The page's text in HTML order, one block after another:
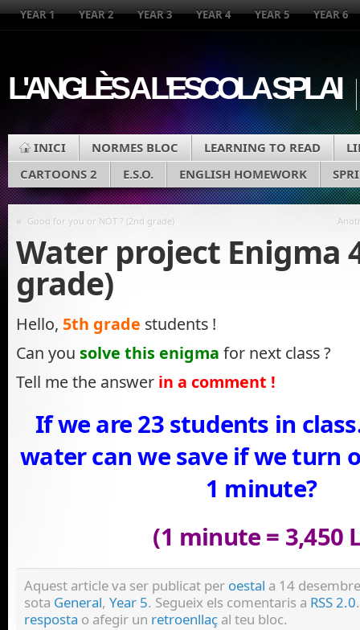
YEAR 1 YEAR 2 YEAR 3 YEAR 4 YEAR 5 YEAR 6
L'ANGLÈS A L'ESCOLA SPLAI
INICI NORMES BLOC LEARNING TO READ
CARTOONS 2
E.S.O. ENGLISH HOMEWORK
« Good for you or NOT ? (2nd grade)
Water project Enigma
grade)
Hello, 5th grade students !
Can you solve this enigma for next class ?
Tell me the answer in a comment !
If we are 23 students in
water can we save if we turn
1 minute?
(1 minute = 3,450
Aquest article va ser publicat per oestal a 14
sota General, Year 5. Segueix els comentaris a RSS 2.0
resposta o afegir un retroenllaç al teu bloc.